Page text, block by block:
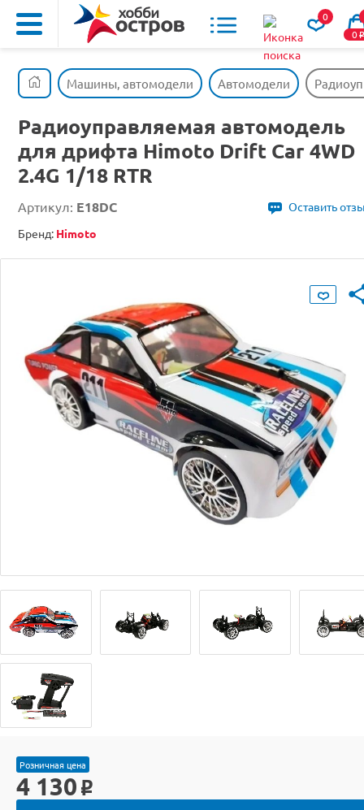
0
0o
Машины, автомодели Автомодели
Радиоуправляемая автомодель
для дрифта Himoto Drift Car 4WD
2.4G 1/18 RTR
Артикул: E18DC
Оставить
Бренд: Himoto
Розничная цена
4 130 o